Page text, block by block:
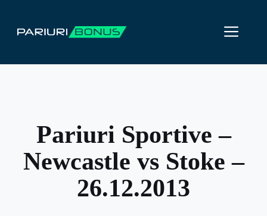
conținut
Pariuri Sportive –
Newcastle vs Stoke –
26.12.2013